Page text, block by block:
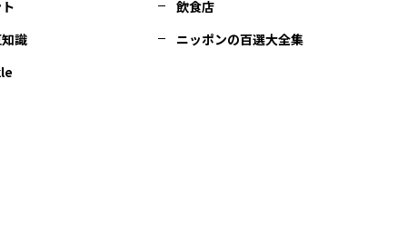
飲食店
識
ニッポンの百選大全集